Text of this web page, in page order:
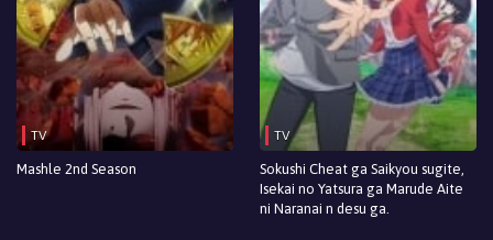
TV
Mashle 2nd Season
TV
Sokushi Cheat ga Saikyou sugite,
Isekai no Yatsura ga Marude Aite
ni Naranai n desu ga.